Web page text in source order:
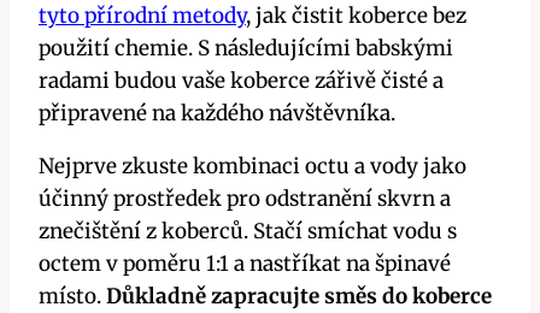
tyto přírodní metody, jak čistit koberce bez
použití chemie. S následujícími babskými
radami budou vaše koberce zářivě čisté a
připravené na každého návštěvníka.
Nejprve zkuste kombinaci octu a vody jako
účinný prostředek pro odstranění skvrn a
znečištění z koberců. Stačí smíchat vodu s
octem v poměru 1:1 a nastříkat na špinavé
místo.Důkladně zapracujte směs do koberce